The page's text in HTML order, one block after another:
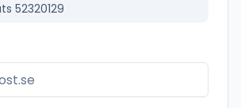
52320129